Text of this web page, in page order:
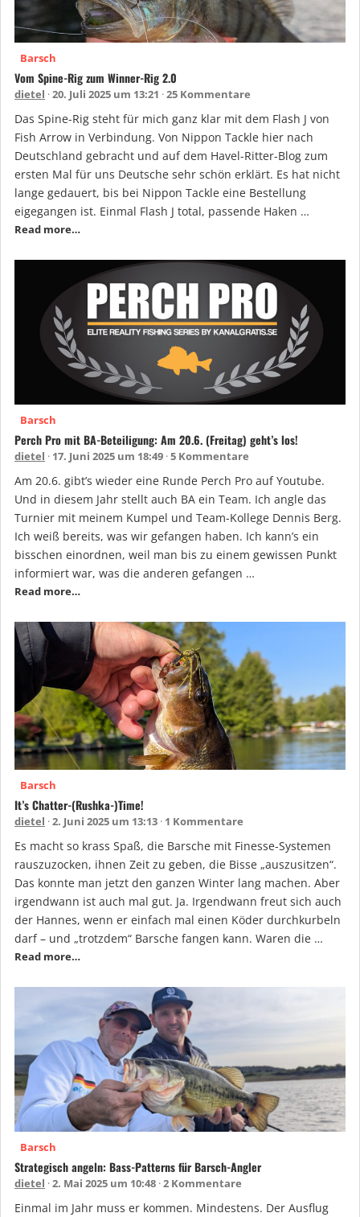
Barsch
Vom Spine-Rig zum Winner-Rig 2.0
dietel 20. Juli 2025 um 13:21 25 Kommentare
Das Spine-Rig steht für mich ganz klar mit dem Flash J von
Fish Arrow in Verbindung. Von Nippon Tackle hier nach
Deutschland gebracht und auf dem Havel-Ritter-Blog zum
ersten Mal für uns Deutsche sehr schön erklärt. Es hat nicht
lange gedauert, bis bei Nippon Tackle eine Bestellung
eigegangen ist. Einmal Flash J total, passende Haken …
Read more…
Barsch
Perch Pro mit BA-Beteiligung: Am 20.6. (Freitag) geht’s los!
dietel 17. Juni 2025 um 18:49 5 Kommentare
Am 20.6. gibt’s wieder eine Runde Perch Pro auf Youtube.
Und in diesem Jahr stellt auch BA ein Team. Ich angle das
Turnier mit meinem Kumpel und Team-Kollege Dennis Berg.
Ich weiß bereits, was wir gefangen haben. Ich kann’s ein
bisschen einordnen, weil man bis zu einem gewissen Punkt
informiert war, was die anderen gefangen …
Read more…
Barsch
It’s Chatter-(Rushka-)Time!
dietel 2. Juni 2025 um 13:13 1 Kommentare
Es macht so krass Spaß, die Barsche mit Finesse-Systemen
rauszuzocken, ihnen Zeit zu geben, die Bisse „auszusitzen“.
Das konnte man jetzt den ganzen Winter lang machen. Aber
irgendwann ist auch mal gut. Ja. Irgendwann freut sich auch
der Hannes, wenn er einfach mal einen Köder durchkurbeln
darf – und „trotzdem“ Barsche fangen kann. Waren die …
Read more…
Barsch
Strategisch angeln: Bass-Patterns für Barsch-Angler
dietel 2. Mai 2025 um 10:48 2 Kommentare
Einmal im Jahr muss er kommen. Mindestens. Der Ausflug